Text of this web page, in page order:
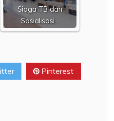
Siaga TB dan
Sosialisasi…
Pinterest